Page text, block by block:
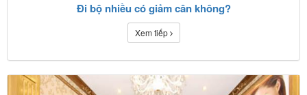
Đi bộ nhiều có giảm cân không?
Xem tiếp